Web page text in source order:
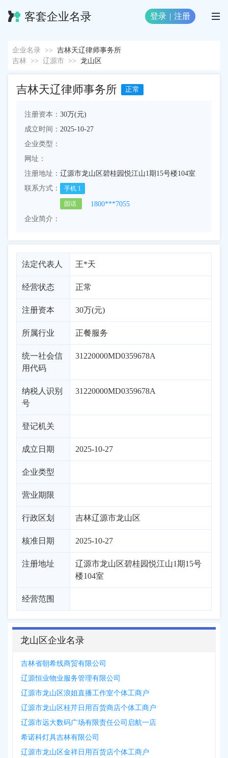
客套企业名录 登录 | 注册
企业名录 >> 吉林天辽律师事务所
吉林 >> 辽源市 >> 龙山区
吉林天辽律师事务所 正常
注册资本： 30万(元)
成立时间： 2025-10-27
企业类型：
网址：
注册地址： 辽源市龙山区碧桂园悦江山1期15号楼104室
联系方式：
手机 1
固话
1800***7055
企业简介：
法定代表人 王*天
经营状态 正常
注册资本 30万(元)
所属行业 正餐服务
统一社会信
用代码
31220000MD0359678A
纳税人识别
号
31220000MD0359678A
登记机关
成立日期 2025-10-27
企业类型
营业期限
行政区划 吉林辽源市龙山区
核准日期 2025-10-27
注册地址
辽源市龙山区碧桂园悦江山1期15号
楼104室
经营范围
龙山区企业名录
吉林省朝希线商贸有限公司
辽源恒业物业服务管理有限公司
辽源市龙山区浪姐直播工作室个体工商户
辽源市龙山区桂芹日用百货商店个体工商户
辽源市远大数码广场有限责任公司启航一店
希诺科灯具吉林有限公司
辽源市龙山区金祥日用百货店个体工商户